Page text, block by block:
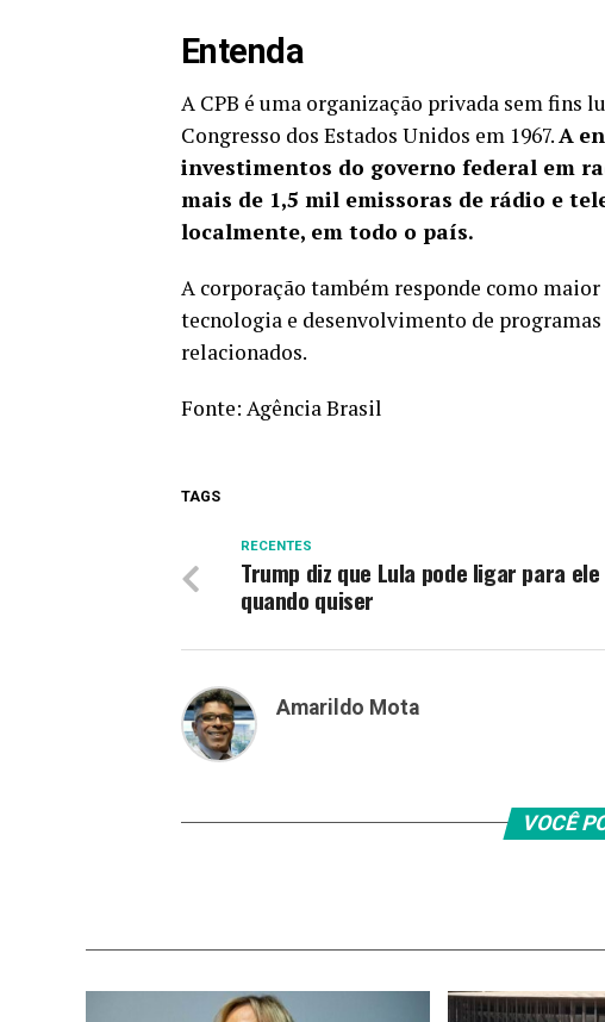
Entenda
A CPB é uma organização privada sem fins
Congresso dos Estados Unidos em 1967.A
investimentos do governo federal em
mais de 1,5 mil emissoras de rádio e
localmente, em todo o país.
A corporação também responde como
tecnologia e desenvolvimento de
relacionados.
Fonte: Agência Brasil
TAGS
RECENTES
Trump diz que Lula pode ligar para ele
quando quiser
Amarildo Mota
VOCÊ